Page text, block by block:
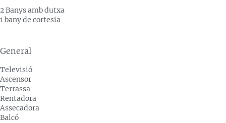
2 Banys amb dutxa
1 bany de cortesia
General
Televisió
Ascensor
Terrassa
Rentadora
Assecadora
Balcó